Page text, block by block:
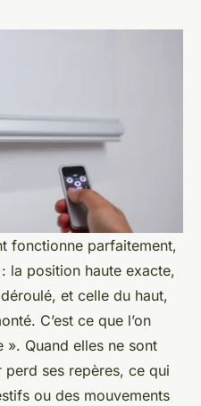
fonctionne parfaitement,
la position haute exacte,
et celle du haut,
C’est ce que l’on
Quand elles ne sont
ses repères, ce qui
ou des mouvements